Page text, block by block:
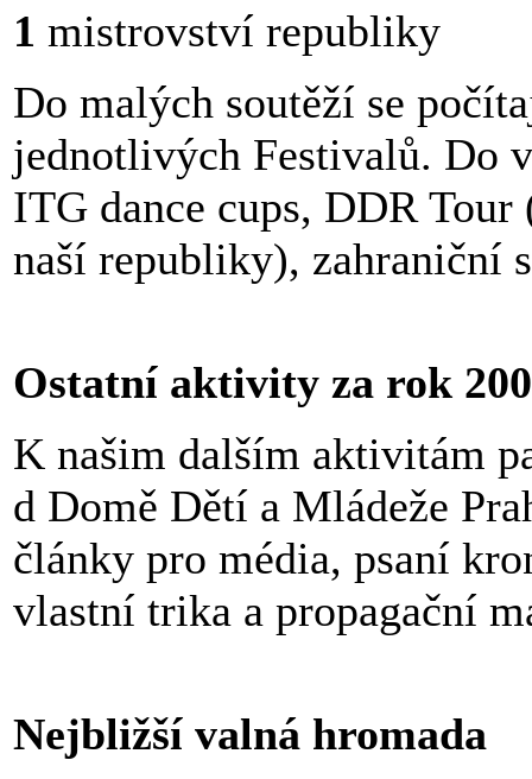
1 mistrovství republiky
Do malých soutěží se
jednotlivých Festivalů. Do
ITG dance cups, DDR Tour
naší republiky),
Ostatní aktivity za rok
K našim dalším aktivitám
d Domě Dětí a Mládeže
články pro média, psaní
vlastní trika a propagační
Nejbližší valná hromada